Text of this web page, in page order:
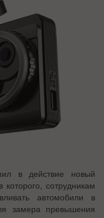
в действие новый
сотрудникам
автомобили в
замера превышения